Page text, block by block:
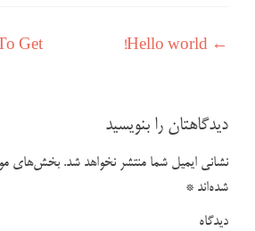
راهبری نوشته
←
Get
دیدگاهتان را بنویسید
نشانی ایمیل شما منتشر نخواهد شد. بخش‌های
شده‌اند *
دیدگاه